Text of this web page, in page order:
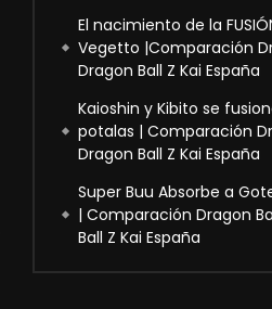
El nacimiento de la
Vegetto |Comparación
Dragon Ball Z Kai España
Kaioshin y Kibito se
potalas | Comparación
Dragon Ball Z Kai España
Super Buu Absorbe a
| Comparación Dragon
Ball Z Kai España